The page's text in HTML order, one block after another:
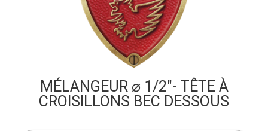
MÉLANGEUR ⌀ 1/2"- TÊTE À
CROISILLONS BEC DESSOUS